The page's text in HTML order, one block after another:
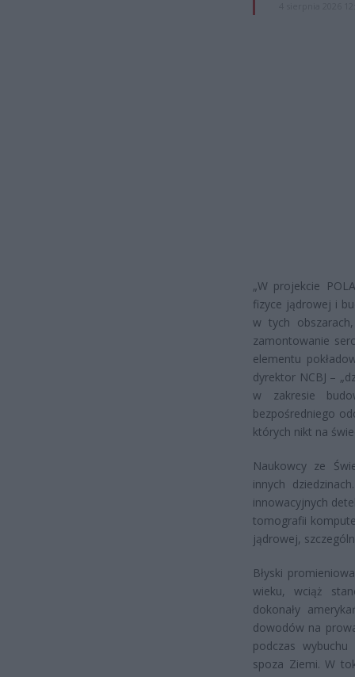
„W projekcie
fizyce jądrowej i
w tych
zamontowanie
elementu
dyrektor NCBJ –
w zakresie
bezpośredniego
których nikt na
Naukowcy ze
innych
innowacyjnych
tomografii
jądrowej,
Błyski
wieku, wciąż
dokonały
dowodów na
podczas
spoza Ziemi. W